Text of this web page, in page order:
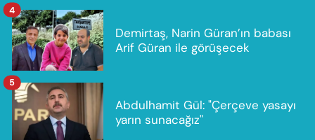
Demirtaş, Narin Güran’ın babası
Arif Güran ile görüşecek
4
Abdulhamit Gül: "Çerçeve yasayı
yarın sunacağız"
5